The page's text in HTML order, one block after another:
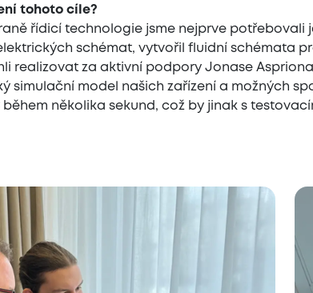
tohoto cíle?
řídicí technologie jsme nejprve potřebovali
schémat, vytvořil fluidní schémata
realizovat za aktivní podpory Jonase
simulační model našich zařízení a možných
několika sekund, což by jinak s